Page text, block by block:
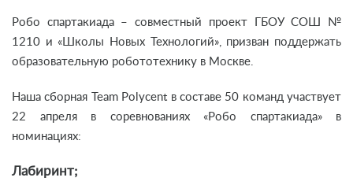
Робо спартакиада – совместный проект ГБОУ СОШ №
1210 и «Школы Новых Технологий», призван поддержать
образовательную робототехнику в Москве.
Наша сборная Team Polycent в составе 50 команд участвует
22 апреля в соревнованиях «Робо спартакиада» в
номинациях:
Лабиринт;